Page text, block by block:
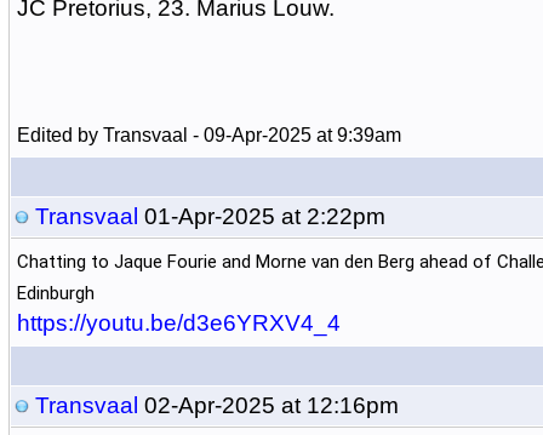
JC Pretorius, 23. Marius Louw.
Edited by Transvaal - 09-Apr-2025 at 9:39am
Transvaal 01-Apr-2025 at 2:22pm
Chatting to Jaque Fourie and Morne van den Berg ahead of
Edinburgh
https://youtu.be/d3e6YRXV4_4
Transvaal 02-Apr-2025 at 12:16pm